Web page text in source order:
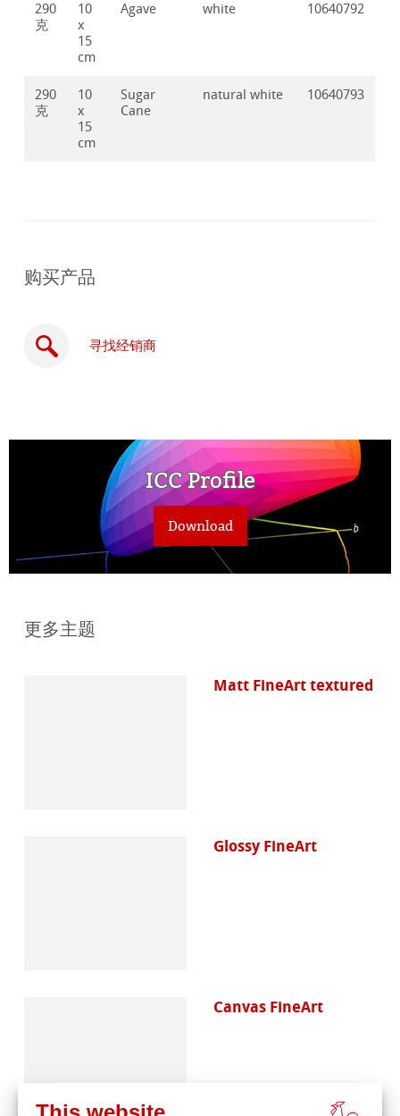
290
克
10
x
15
cm
Agave white 10640792
290
克
10
x
15
cm
Sugar
Cane
natural white 10640793
购买产品
寻找经销商
ICC Profile
Download
更多主题
Matt FineArt textured
Glossy FineArt
Canvas FineArt